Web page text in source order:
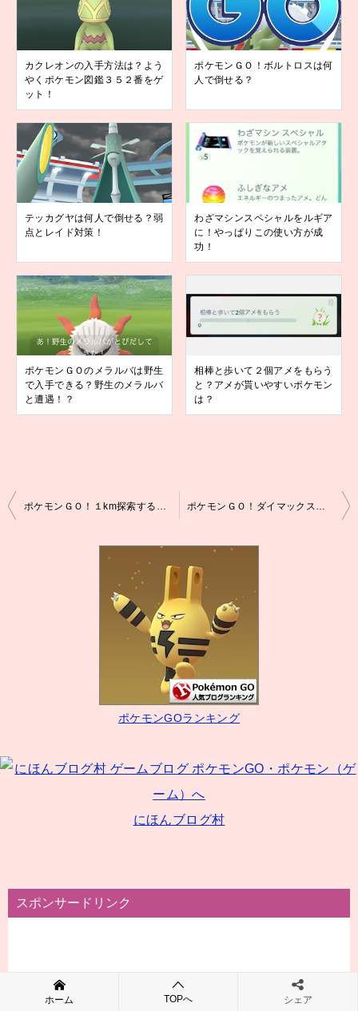
カクレオンの入手方法は？よう
やくポケモン図鑑３５２番をゲ
ット！
ポケモンＧＯ！ボルトロスは何
人で倒せる？
テッカグヤは何人で倒せる？弱
点とレイド対策！
わざマシンスペシャルをルギア
に！やっぱりこの使い方が成
功！
ポケモンＧＯのメラルバは野生
で入手できる？野生のメラルバ
と遭遇！？
相棒と歩いて２個アメをもらう
と？アメが貰いやすいポケモン
は？
投
ポケモンＧＯ！１km探索するタスクを達成すると？ ポケモンＧＯ！ダイマックスホウオウは何人で倒せる？
ポケモンGOランキング
にほんブログ村
スポンサードリンク
ホーム TOPへ シェア